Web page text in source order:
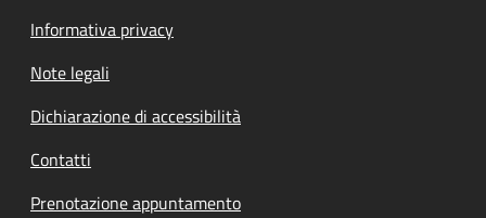
Informativa privacy
Note legali
Dichiarazione di accessibilità
Contatti
Prenotazione appuntamento